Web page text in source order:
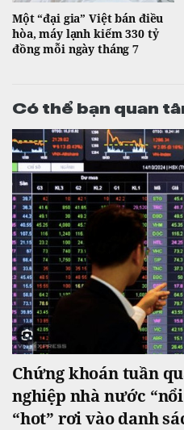
Một “đại gia” Việt bán điều
hòa, máy lạnh kiếm 330 tỷ
đồng mỗi ngày tháng 7
Có thể bạn quan
Chứng khoán tuần
nghiệp nhà nước
“hot” rơi vào danh